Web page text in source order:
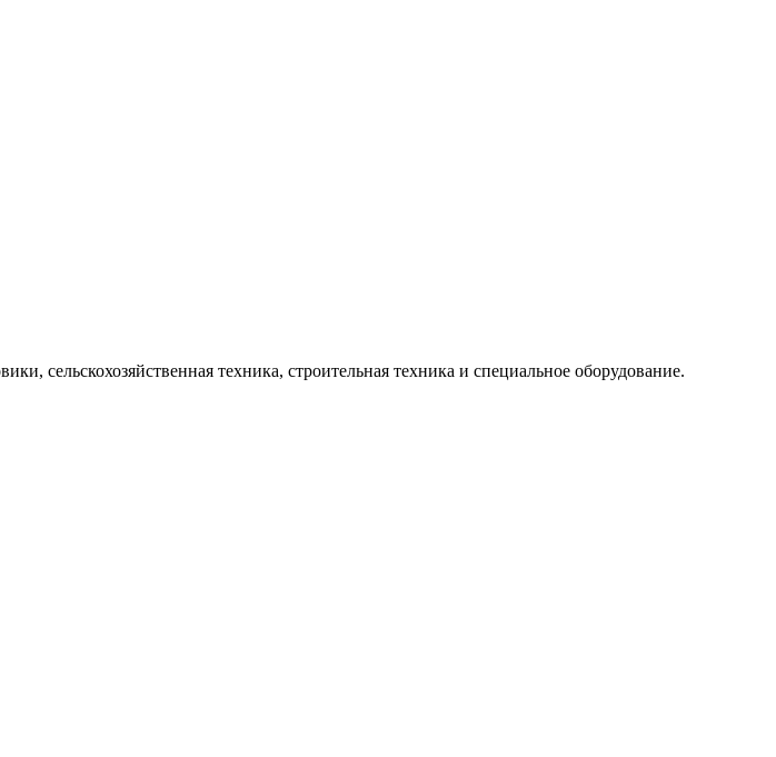
сельскохозяйственная техника, строительная техника и специальное оборудование.